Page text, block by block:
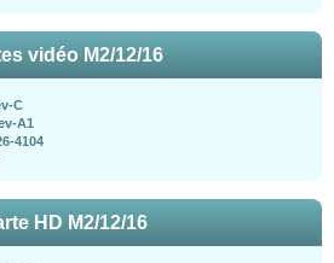
vidéo M2/12/16
C
A1
4104
HD M2/12/16